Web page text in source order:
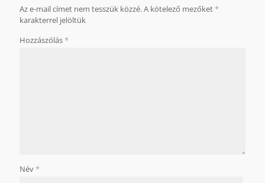
Az e-mail címet nem tesszük közzé.A kötelező mezőket*
karakterrel jelöltük
Hozzászólás*
Név*